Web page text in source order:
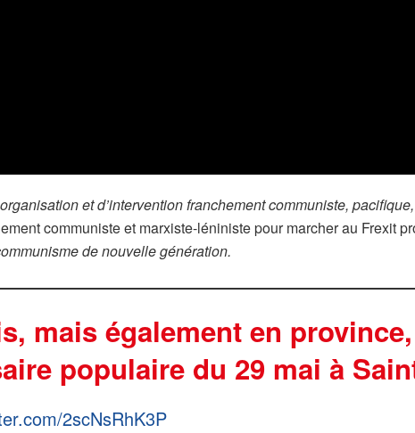
et d’intervention franchement communiste,
communiste et marxiste-léniniste pour marcher au Frexit
de nouvelle génération.
mais également en
populaire du 29 mai à
2scNsRhK3P